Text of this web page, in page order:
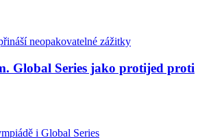
Global Series jako protijed proti